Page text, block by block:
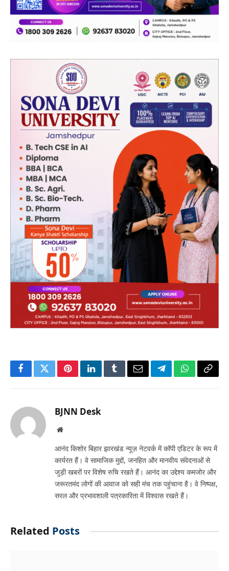
FacebookTwitterPinterestLinkedInTumblrEmailTelegramWhatsApp
Copy
BJNN Desk
Website
आनंद किशोर बिहार झारखंड न्यूज़ नेटवर्क में कॉपी एडिटर के रूप में
कार्यरत हैं। वे सामाजिक मुद्दों, जनहित और मानवीय संवेदनाओं से
जुड़ी खबरों पर विशेष रुचि रखते हैं। आनंद का उद्देश्य कमजोर और
जरूरतमंद लोगों की आवाज को सही मंच तक पहुंचाना है। वे निष्पक्ष,
सरल और प्रभावशाली पत्रकारिता में विश्वास रखते हैं।
Related Posts